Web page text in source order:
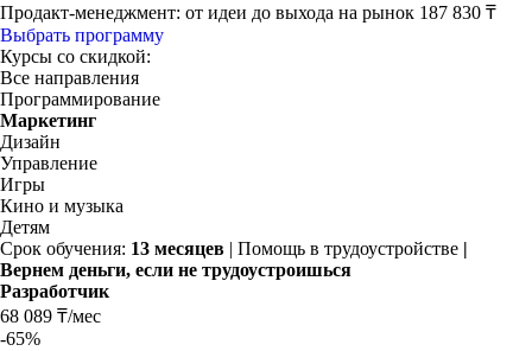
Продакт-менеджмент: от идеи до выхода на рынок 187 830 ₸
Выбрать программу
Курсы со скидкой:
Все направления
Программирование
Маркетинг
Дизайн
Управление
Игры
Кино и музыка
Детям
Срок обучения: 13 месяцев | Помощь в трудоустройстве |
Вернем деньги, если не трудоустроишься
Разработчик
68 089 ₸/мес
-65%